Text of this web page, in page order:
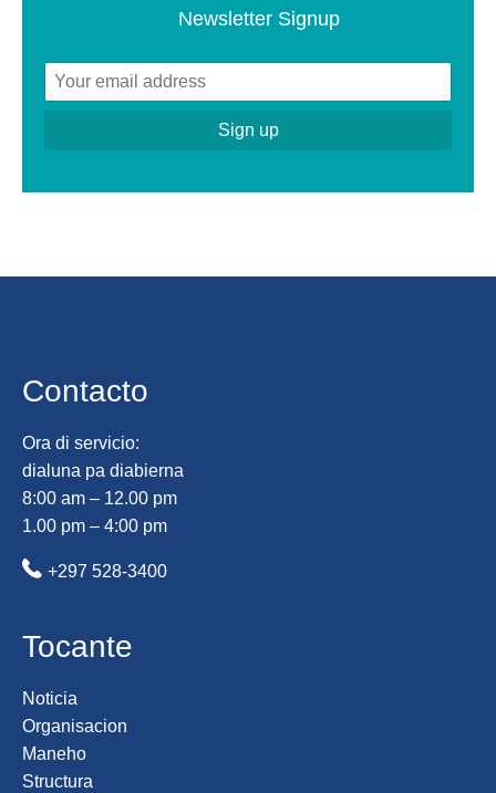
Newsletter Signup
Contacto
Ora di servicio:
dialuna pa diabierna
8:00 am – 12.00 pm
1.00 pm – 4:00 pm
+297 528-3400
Tocante
Noticia
Organisacion
Maneho
Structura